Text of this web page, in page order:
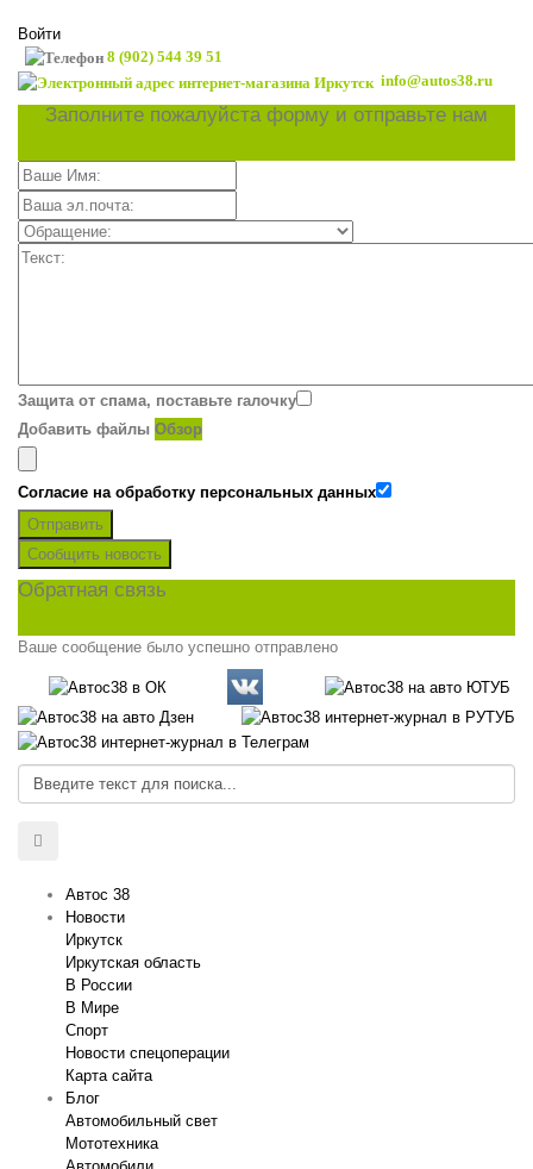
Войти
8 (902) 544 39 51
info@autos38.ru
Заполните пожалуйста форму и отправьте нам
Защита от спама, поставьте галочку
Добавить файлы Обзор
Согласие на обработку персональных данных
Отправить
Сообщить новость
Обратная связь
Ваше сообщение было успешно отправлено
Автос 38
Новости
Иркутск
Иркутская область
В России
В Мире
Спорт
Новости спецоперации
Карта сайта
Блог
Автомобильный свет
Мототехника